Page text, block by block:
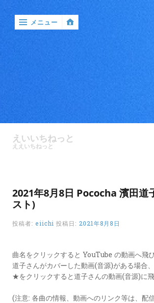
ケ
ー
ン
ド
カ
ド
LINK
メニュー
えいいちねっと
ええいちねっと
2021年8月8日 Pococha 濱田道
スト)
投稿者: eiichi 投稿日: 2021年8月8日
曲名をクリックすると YouTube の動画へ飛び
道子さんがカバーした動画(音源)がある場合、
★をクリックすると道子さんの動画(音源)に飛
(注意: 各曲の情報、動画へのリンク等は、配